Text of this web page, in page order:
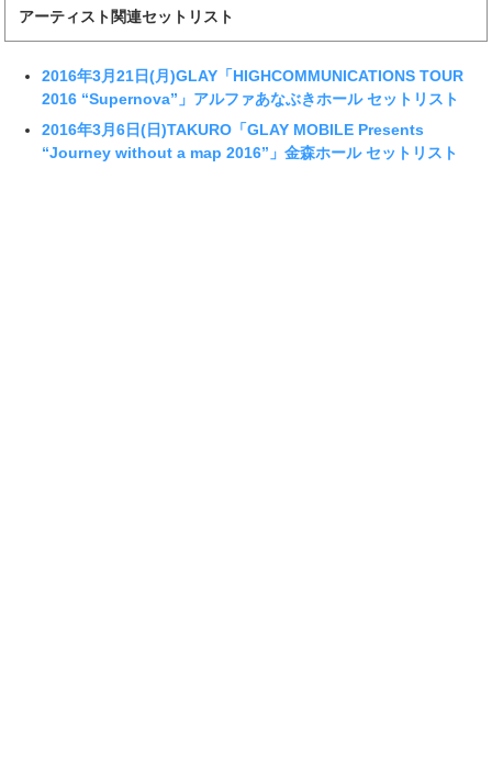
アーティスト関連セットリスト
2016年3月21日(月)GLAY「HIGHCOMMUNICATIONS TOUR
2016 “Supernova”」アルファあなぶきホール セットリスト
2016年3月6日(日)TAKURO「GLAY MOBILE Presents
“Journey without a map 2016”」金森ホール セットリスト